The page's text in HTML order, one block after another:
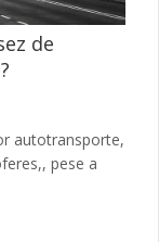
de
autotransporte,
pese a